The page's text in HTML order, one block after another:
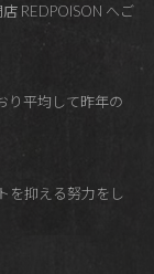
REDPOISON へご
り平均して昨年の
を抑える努力をし